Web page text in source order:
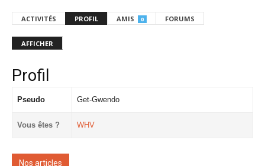
ACTIVITÉS PROFIL AMIS 0 FORUMS
AFFICHER
Profil
Pseudo Get-Gwendo
Vous êtes ? WHV
Nos articles